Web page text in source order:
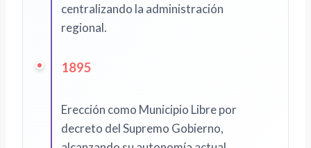
centralizando la administración
regional.
1895
Erección como Municipio Libre por
decreto del Supremo Gobierno,